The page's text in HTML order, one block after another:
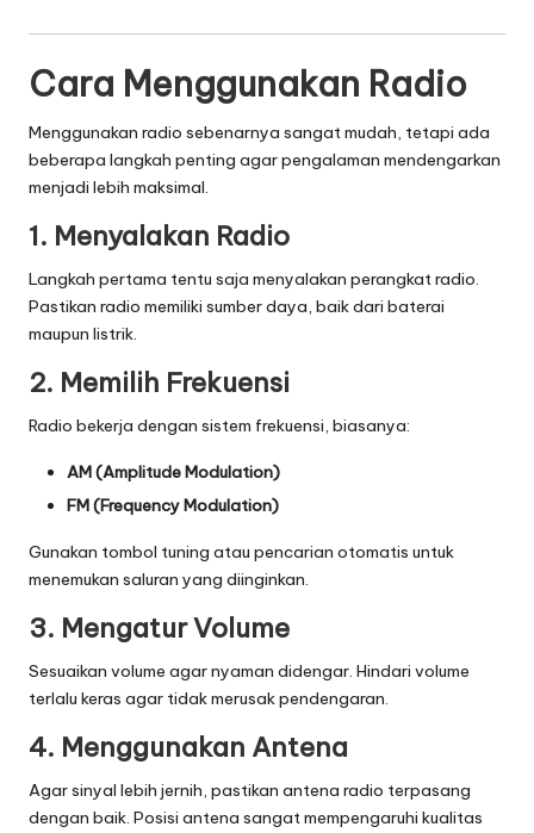
Cara Menggunakan Radio
Menggunakan radio sebenarnya sangat mudah, tetapi ada
beberapa langkah penting agar pengalaman mendengarkan
menjadi lebih maksimal.
1. Menyalakan Radio
Langkah pertama tentu saja menyalakan perangkat radio.
Pastikan radio memiliki sumber daya, baik dari baterai
maupun listrik.
2. Memilih Frekuensi
Radio bekerja dengan sistem frekuensi, biasanya:
AM (Amplitude Modulation)
FM (Frequency Modulation)
Gunakan tombol tuning atau pencarian otomatis untuk
menemukan saluran yang diinginkan.
3. Mengatur Volume
Sesuaikan volume agar nyaman didengar. Hindari volume
terlalu keras agar tidak merusak pendengaran.
4. Menggunakan Antena
Agar sinyal lebih jernih, pastikan antena radio terpasang
dengan baik. Posisi antena sangat mempengaruhi kualitas